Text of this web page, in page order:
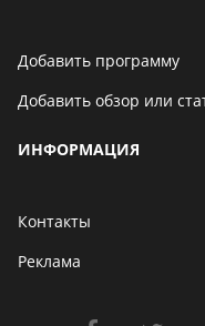
Добавить программу
Добавить обзор или
ИНФОРМАЦИЯ
Контакты
Реклама